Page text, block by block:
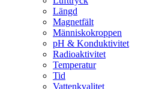
Längd
Magnetfält
Människokroppen
pH & Konduktivitet
Radioaktivitet
Temperatur
Tid
Vattenkvalitet